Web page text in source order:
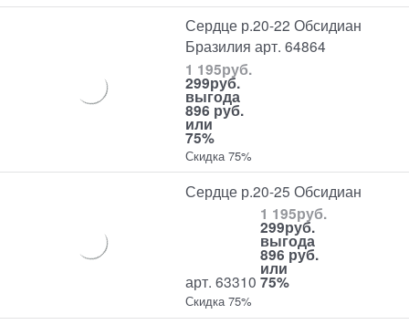
Сердце р.20-22 Обсидиан
Бразилия арт. 64864
1 195руб.
299руб.
выгода
896 руб.
или
75%
Скидка 75%
Сердце р.20-25 Обсидиан
арт. 63310
1 195руб.
299руб.
выгода
896 руб.
или
75%
Скидка 75%